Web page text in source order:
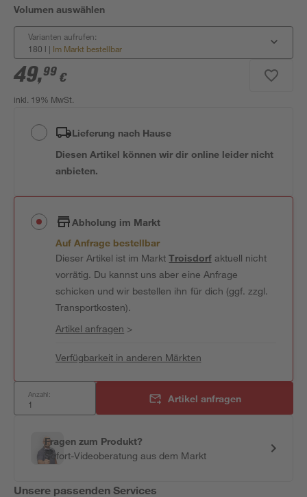
Volumen auswählen
Varianten aufrufen:
180 l | Im Markt bestellbar
49,99 €
inkl. 19% MwSt.
Lieferung nach Hause
Diesen Artikel können wir dir online leider nicht
anbieten.
Abholung im Markt
Auf Anfrage bestellbar
Dieser Artikel ist im MarktTroisdorfaktuell nicht
vorrätig. Du kannst uns aber eine Anfrage
schicken und wir bestellen ihn für dich (ggf. zzgl.
Transportkosten).
Artikel anfragen >
Verfügbarkeit in anderen Märkten
Anzahl: Artikel anfragen
Fragen zum Produkt?
Sofort-Videoberatung aus dem Markt
Unsere passenden Services